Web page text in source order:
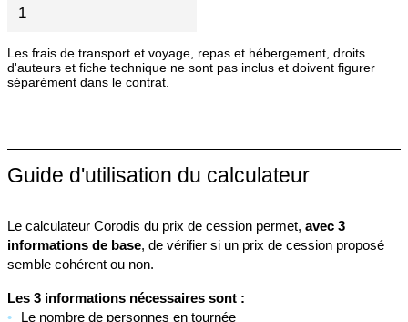
Les frais de transport et voyage, repas et hébergement, droits
d'auteurs et fiche technique ne sont pas inclus et doivent figurer
séparément dans le contrat.
Guide d'utilisation du calculateur
Le calculateur Corodis du prix de cession permet, avec 3
informations de base, de vérifier si un prix de cession proposé
semble cohérent ou non.
Les 3 informations nécessaires sont :
Le nombre de personnes en tournée